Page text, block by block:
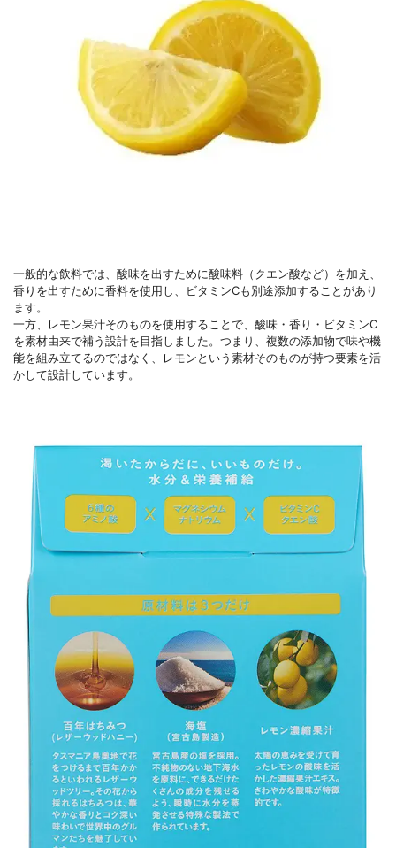
一般的な飲料では、酸味を出すために酸味料（クエン酸など）を加え、
香りを出すために香料を使用し、ビタミンCも別途添加することがあり
ます。
一方、レモン果汁そのものを使用することで、酸味・香り・ビタミンC
を素材由来で補う設計を目指しました。つまり、複数の添加物で味や機
能を組み立てるのではなく、レモンという素材そのものが持つ要素を活
かして設計しています。